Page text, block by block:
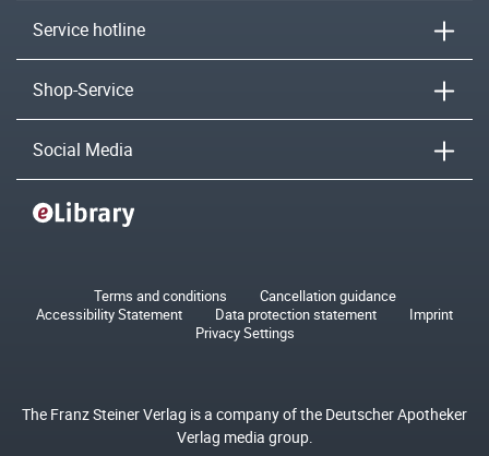
Service hotline
Shop-Service
Social Media
Terms and conditions
Cancellation guidance
Accessibility Statement
Data protection statement
Imprint
Privacy Settings
The Franz Steiner Verlag is a company of the Deutscher Apotheker
Verlag media group.